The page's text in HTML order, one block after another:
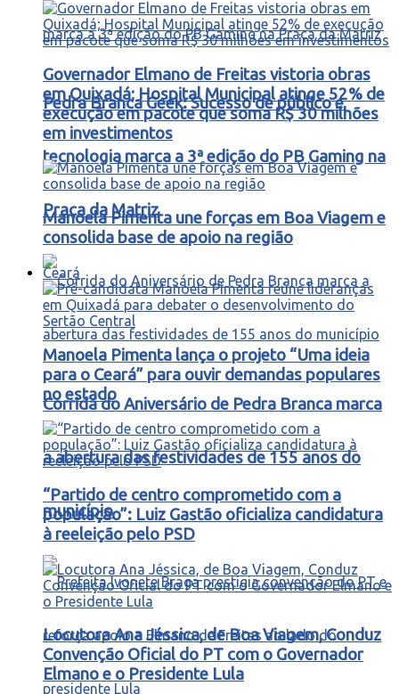
Pedra Branca Geek: Sucesso de público e
tecnologia marca a 3ª edição do PB Gaming na
Praça da Matriz
Corrida do Aniversário de Pedra Branca marca
a abertura das festividades de 155 anos do
município
Governador Elmano de Freitas vistoria obras
em Quixadá; Hospital Municipal atinge 52% de
execução em pacote que soma R$ 30 milhões
em investimentos
Manoela Pimenta une forças em Boa Viagem e
consolida base de apoio na região
Ceará
Manoela Pimenta lança o projeto “Uma ideia
para o Ceará” para ouvir demandas populares
no estado
“Partido de centro comprometido com a
população”: Luiz Gastão oficializa candidatura
à reeleição pelo PSD
Locutora Ana Jéssica, de Boa Viagem, Conduz
Convenção Oficial do PT com o Governador
Elmano e o Presidente Lula